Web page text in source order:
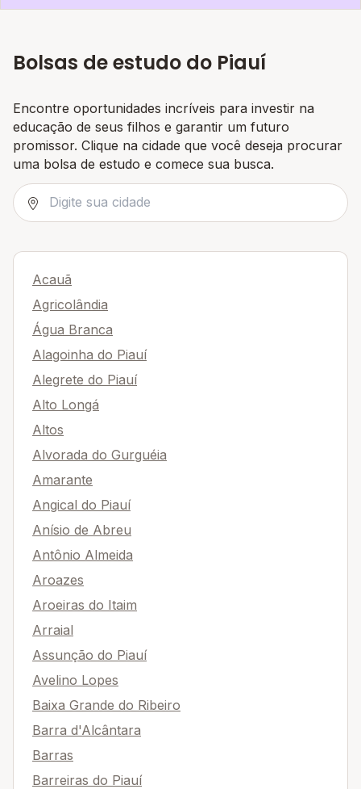
Bolsas de estudo do Piauí
Encontre oportunidades incríveis para investir na
educação de seus filhos e garantir um futuro
promissor. Clique na cidade que você deseja procurar
uma bolsa de estudo e comece sua busca.
Acauã
Agricolândia
Água Branca
Alagoinha do Piauí
Alegrete do Piauí
Alto Longá
Altos
Alvorada do Gurguéia
Amarante
Angical do Piauí
Anísio de Abreu
Antônio Almeida
Aroazes
Aroeiras do Itaim
Arraial
Assunção do Piauí
Avelino Lopes
Baixa Grande do Ribeiro
Barra d'Alcântara
Barras
Barreiras do Piauí